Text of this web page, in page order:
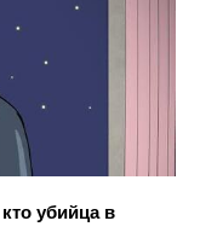
убийца в